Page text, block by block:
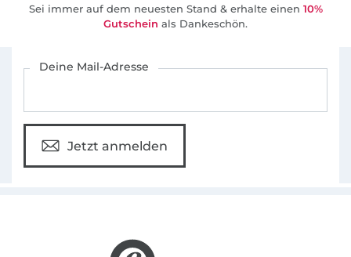
Sei immer auf dem neuesten Stand & erhalte einen 10%
Gutschein als Dankeschön.
Deine Mail-Adresse
Jetzt anmelden